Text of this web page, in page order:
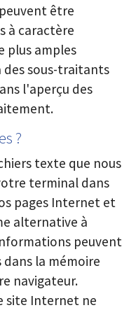
être
à caractère
plus amples
des sous-traitants
l'aperçu des
?
texte que nous
terminal dans
pages Internet et
alternative à
peuvent
la mémoire
navigateur.
site Internet ne